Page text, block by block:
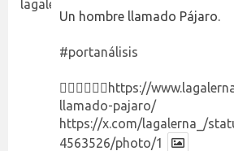
Un hombre llamado Pájaro.
#portanálisis
👉🏻👉🏻👉🏻 https://
llamado-pajaro/
https://x.com/lagalerna_/
4563526/photo/1